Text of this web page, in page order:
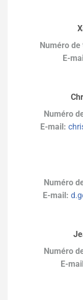
Numéro
E-
Numéro
E-mail:
Numéro
E-mail:
Numéro
E-